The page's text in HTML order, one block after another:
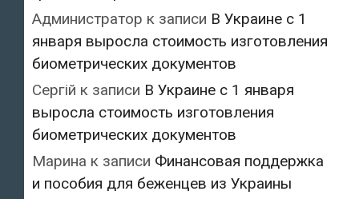
Администратор к записи В Украине с 1
января выросла стоимость изготовления
биометрических документов
Сергій к записи В Украине с 1 января
выросла стоимость изготовления
биометрических документов
Марина к записи Финансовая поддержка
и пособия для беженцев из Украины